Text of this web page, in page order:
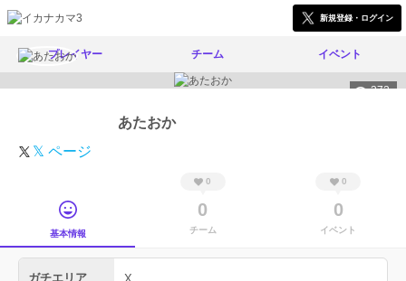
新規登録・ログイン
プレイヤー チーム イベント
272
あたおか
𝕏 ページ
基本情報
0
0
チーム
0
0
イベント
ガチエリア X